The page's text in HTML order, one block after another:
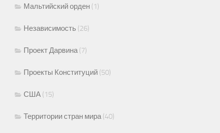
Мальтийский орден (1)
Независимость (26)
Проект Дарвина(7)
Проекты Конституций (50)
США (15)
Территории стран мира(40)